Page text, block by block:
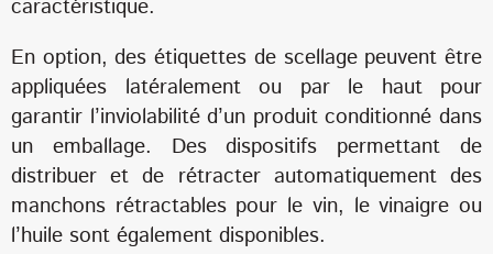
caractéristique.
En option, des étiquettes de scellage peuvent être
appliquées latéralement ou par le haut pour
garantir l’inviolabilité d’un produit conditionné dans
un emballage. Des dispositifs permettant de
distribuer et de rétracter automatiquement des
manchons rétractables pour le vin, le vinaigre ou
l’huile sont également disponibles.